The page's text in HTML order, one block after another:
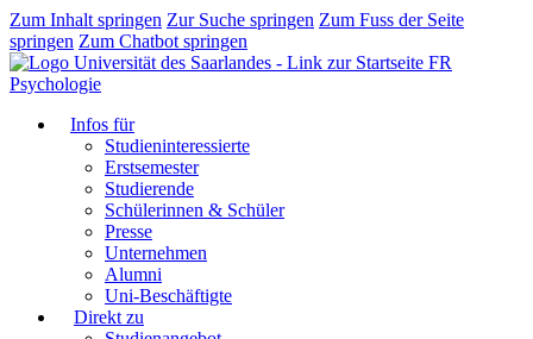
Zum Inhalt springen Zur Suche springen Zum Fuss der Seite
springen Zum Chatbot springen
FR
Psychologie
Infos für
Studieninteressierte
Erstsemester
Studierende
Schülerinnen & Schüler
Presse
Unternehmen
Alumni
Uni-Beschäftigte
Direkt zu